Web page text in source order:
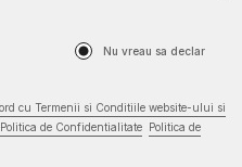
Nu vreau sa declar
cu Termenii si Conditiile website-ului si
de Confidentialitate Politica de